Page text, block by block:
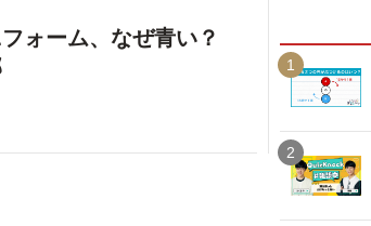
ォーム、なぜ青い？
1
2